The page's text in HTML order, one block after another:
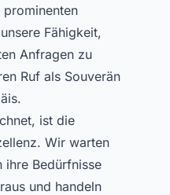
Fähigkeit,
Anfragen zu
Ruf als Souverän
ist die
Wir warten
ihre Bedürfnisse
und handeln